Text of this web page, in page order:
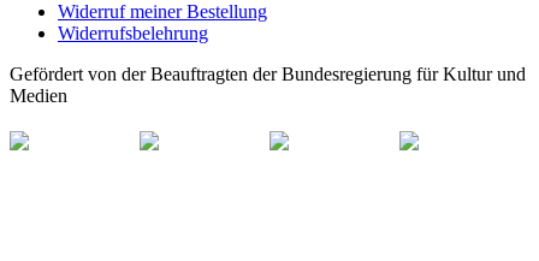
Widerruf meiner Bestellung
Widerrufsbelehrung
Gefördert von der Beauftragten der Bundesregierung für Kultur und
Medien